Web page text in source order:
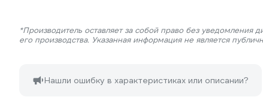
*Производитель оставляет за собой право без уведомления
его производства. Указанная информация не является
Нашли ошибку в характеристиках или описании?